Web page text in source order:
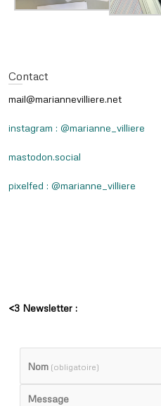
Contact
mail@mariannevilliere.net
instagram : @marianne_villiere
mastodon.social
pixelfed : @marianne_villiere
<3 Newsletter :
Nom (obligatoire)
Message